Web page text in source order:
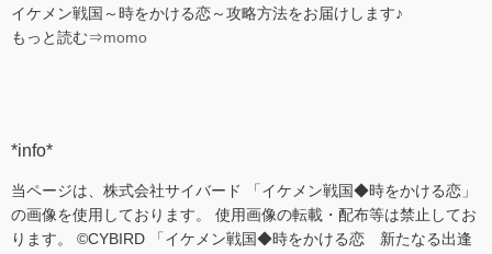
イケメン戦国～時をかける恋～攻略方法をお届けします♪
もっと読む⇒momo
*info*
当ページは、株式会社サイバード 「イケメン戦国◆時をかける恋」
の画像を使用しております。 使用画像の転載・配布等は禁止してお
ります。 ©CYBIRD 「イケメン戦国◆時をかける恋 新たなる出逢